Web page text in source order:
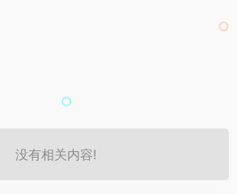
没有相关内容!